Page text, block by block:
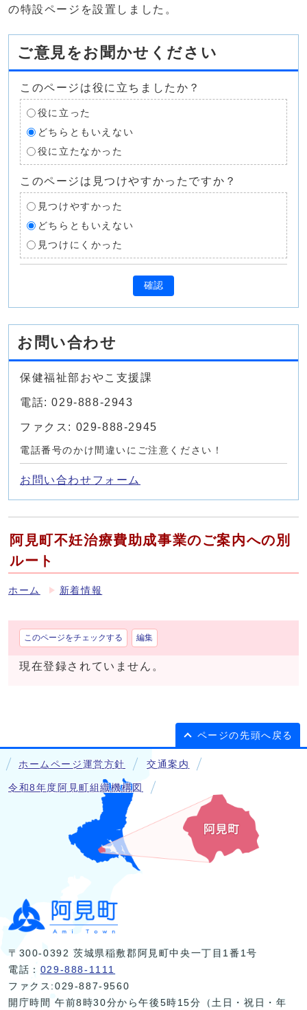
の特設ページを設置しました。
ご意見をお聞かせください
このページは役に立ちましたか？
役に立った
どちらともいえない
役に立たなかった
このページは見つけやすかったですか？
見つけやすかった
どちらともいえない
見つけにくかった
確認
お問い合わせ
保健福祉部おやこ支援課
電話: 029-888-2943
ファクス: 029-888-2945
電話番号のかけ間違いにご注意ください！
お問い合わせフォーム
阿見町不妊治療費助成事業のご案内への別
ルート
ホーム 新着情報
このページをチェックする 編集
現在登録されていません。
ページの先頭へ戻る
ホームページ運営方針 交通案内
令和8年度阿見町組織機構図
〒300-0392 茨城県稲敷郡阿見町中央一丁目1番1号
電話： 029-888-1111
ファクス:029-887-9560
開庁時間 午前8時30分から午後5時15分（土日・祝日・年